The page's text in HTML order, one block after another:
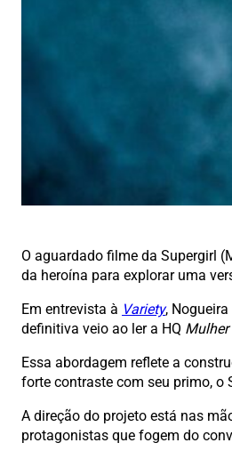
O aguardado filme da Supergirl
da heroína para explorar uma
Em entrevista à Variety,
definitiva veio ao ler a HQ
Essa abordagem reflete a
forte contraste com seu primo, o
A direção do projeto está nas
protagonistas que fogem do